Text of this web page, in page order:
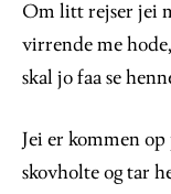
Om litt rejser jei
virrende me
skal jo faa se
Jei er kommen
skovholte og tar